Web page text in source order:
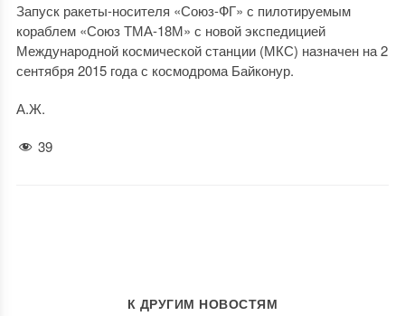
Запуск ракеты-носителя «Союз-ФГ» с пилотируемым
кораблем «Союз ТМА-18М» с новой экспедицией
Международной космической станции (МКС) назначен на 2
сентября 2015 года с космодрома Байконур.
А.Ж.
39
К ДРУГИМ НОВОСТЯМ